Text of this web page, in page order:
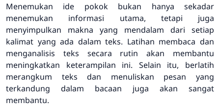
Menemukan ide pokok bukan hanya sekadar
menemukan informasi utama, tetapi juga
menyimpulkan makna yang mendalam dari setiap
kalimat yang ada dalam teks. Latihan membaca dan
menganalisis teks secara rutin akan membantu
meningkatkan keterampilan ini. Selain itu, berlatih
merangkum teks dan menuliskan pesan yang
terkandung dalam bacaan juga akan sangat
membantu.